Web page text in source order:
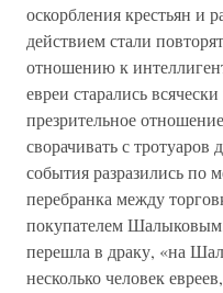
оскорбления крестьян и
действием стали
отношению к
евреи старались
презрительное
сворачивать с
события разразились по
перебранка между
покупателем
перешла в драку, «на
несколько человек